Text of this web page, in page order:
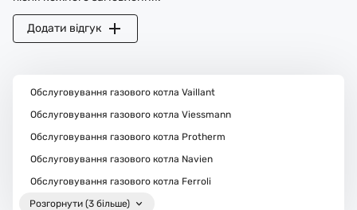
Додати відгук
Обслуговування газового котла Vaillant
Обслуговування газового котла Viessmann
Обслуговування газового котла Protherm
Обслуговування газового котла Navien
Обслуговування газового котла Ferroli
Розгорнути (3 більше)